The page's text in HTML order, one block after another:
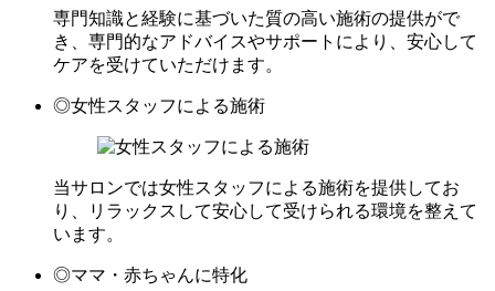
専門知識と経験に基づいた質の高い施術の提供がで
き、専門的なアドバイスやサポートにより、安心して
ケアを受けていただけます。
◎女性スタッフによる施術
当サロンでは女性スタッフによる施術を提供してお
り、リラックスして安心して受けられる環境を整えて
います。
◎ママ・赤ちゃんに特化